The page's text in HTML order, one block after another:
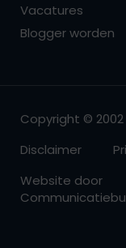
Vacatures
Blogger worden
Copyright ©
Disclaimer
Website door